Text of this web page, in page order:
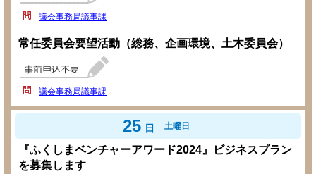
議会事務局議事課
常任委員会要望活動（総務、企画環境、土木委員会）
議会事務局議事課
25 日 土曜日
『ふくしまベンチャーアワード2024』ビジネスプラン
を募集します